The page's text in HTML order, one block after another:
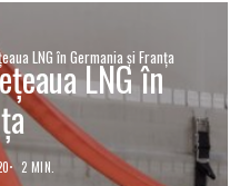
LNG în Germania și Franța
LNG în
2 MIN.